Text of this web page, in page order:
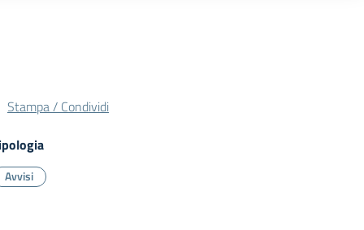
Stampa / Condividi
Avvisi